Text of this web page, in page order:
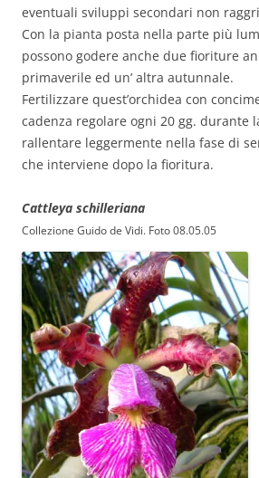
eventuali sviluppi secondari non
Con la pianta posta nella parte più
possono godere anche due fioriture
primaverile ed un’ altra autunnale.
Fertilizzare quest’orchidea con
cadenza regolare ogni 20 gg. durante
rallentare leggermente nella fase di
che interviene dopo la fioritura.
Cattleya schilleriana
Collezione Guido de Vidi. Foto 08.05.05